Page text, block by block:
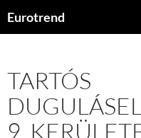
Eurotrend
TARTÓS
9.